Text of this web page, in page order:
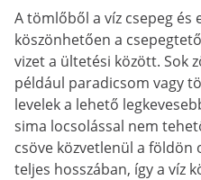
A tömlőből a víz csepeg és
köszönhetően a
vizet a ültetési között. Sok
például paradicsom vagy
levelek a lehető
sima locsolással nem
csöve közvetlenül a földön
teljes hosszában, így a víz